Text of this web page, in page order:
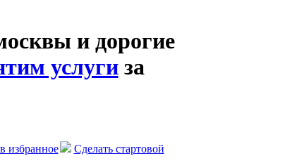
и дорогие
услугиза
избранное Сделать стартовой